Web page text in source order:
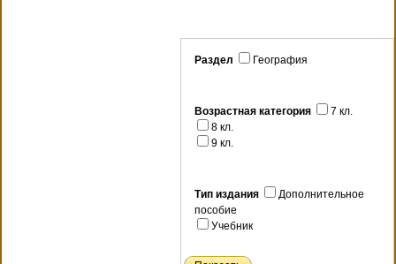
Раздел География
Возрастная категория
7 кл.
8 кл.
9 кл.
Тип издания
Дополнительное
пособие
Учебник